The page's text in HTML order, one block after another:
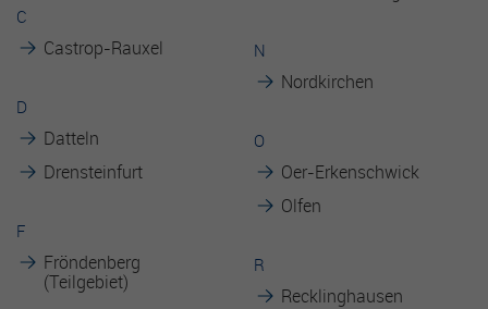
C
Castrop-Rauxel
D
Datteln
Drensteinfurt
F
Fröndenberg
(Teilgebiet)
N
Nordkirchen
O
Oer-Erkenschwick
Olfen
R
Recklinghausen
verarbeitet werden können.